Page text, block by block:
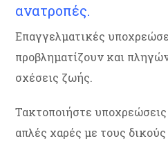
ανατροπές.
Επαγγελματικές
προβληματίζουν και
σχέσεις ζωής.
Τακτοποιήστε
απλές χαρές με τους